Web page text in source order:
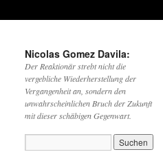
Nicolas Gomez Davila:
Der Reaktionär strebt nicht die
vergebliche Wiederherstellung der
Vergangenheit an, sondern den
unwahrscheinlichen Bruch der Zukunft
mit dieser schäbigen Gegenwart.